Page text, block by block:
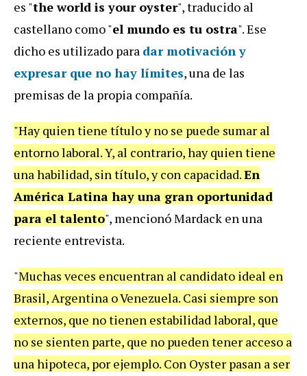
es "the world is your oyster", traducido al
castellano como "el mundo es tu ostra". Ese
dicho es utilizado para dar motivación y
expresar que no hay límites, una de las
premisas de la propia compañía.
"Hay quien tiene título y no se puede sumar al
entorno laboral. Y, al contrario, hay quien tiene
una habilidad, sin título, y con capacidad.En
América Latina hay una gran oportunidad
para el talento", mencionó Mardack en una
reciente entrevista.
"Muchas veces encuentran al candidato ideal en
Brasil, Argentina o Venezuela. Casi siempre son
externos, que no tienen estabilidad laboral, que
no se sienten parte, que no pueden tener acceso a
una hipoteca, por ejemplo. Con Oyster pasan a ser